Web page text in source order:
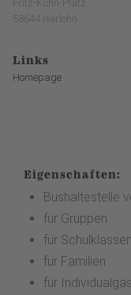
Fritz-Kühn-Platz
58644 Iserlohn
Links
Homepage
Eigenschaften:
Bushaltestelle
für Gruppen
für Schulklassen
für Familien
für